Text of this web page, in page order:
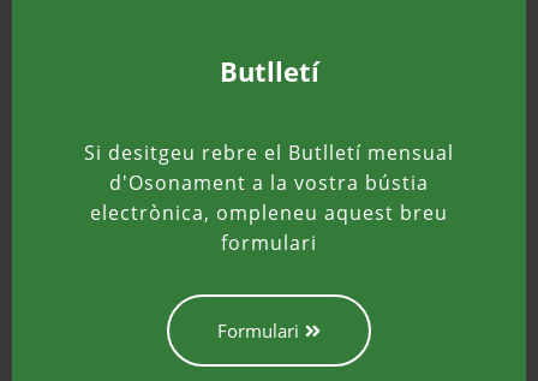
Butlletí
Si desitgeu rebre el Butlletí mensual
d'Osonament a la vostra bústia
electrònica, ompleneu aquest breu
formulari
Formulari